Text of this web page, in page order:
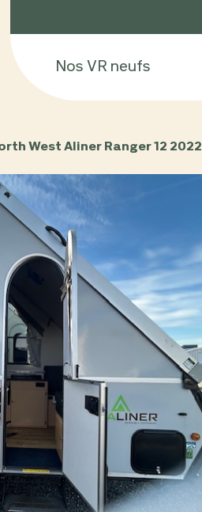
Nos VR neufs
West Aliner Ranger 12 2022